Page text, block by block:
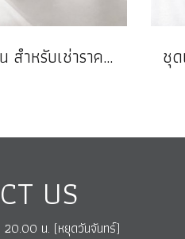
ชุดแต่งงาน สำหรับเช่าราคาถูก
US
20.00 น. (หยุดวันจันทร์)